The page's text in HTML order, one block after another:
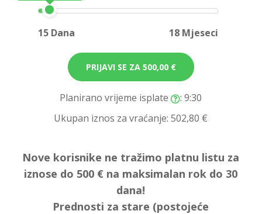
15 Dana 18 Mjeseci
PRIJAVI SE ZA 500,00 €
Planirano vrijeme isplate
: 9:30
Ukupan iznos za vraćanje:502,80 €
Nove korisnike ne tražimo platnu listu za
iznose do 500 € na maksimalan rok do 30
dana!
Prednosti za stare (postojeće